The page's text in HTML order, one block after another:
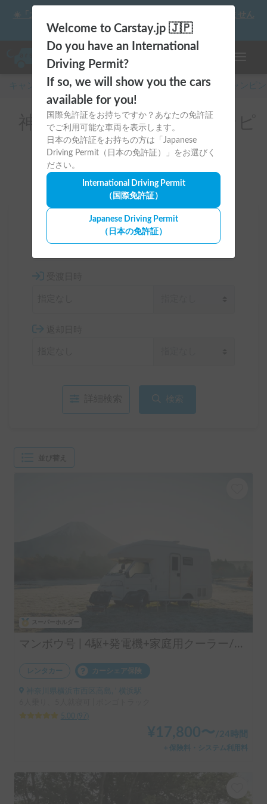
Welcome to Carstay.jp 🇯🇵
Do you have an International
Driving Permit?
If so, we will show you the cars
available for you!
国際免許証をお持ちですか？あなたの免許証
でご利用可能な車両を表示します。
日本の免許証をお持ちの方は「Japanese
Driving Permit（日本の免許証）」をお選びく
ださい。
International Driving Permit
（国際免許証）
Japanese Driving Permit
（日本の免許証）
☀️「大曲の花火」をキャンピングカーで最高の思い出にしません
か？
キャンピングカー・車中泊スポット予約はCarstay
神奈川県のレンタルキャンピ
ングカー(横浜市)
神奈川県
検索
マンボウ号 | 4駆+発電機+家庭用クーラー/レンタル事業者の為、万が一の自損事故の車両保険ついてます
レンタカー カーシェア保険
神奈川県横浜市西区高島, ' 横浜駅
5.00
97
¥ 17,800〜 /24時間
＋保険料・システム利用料